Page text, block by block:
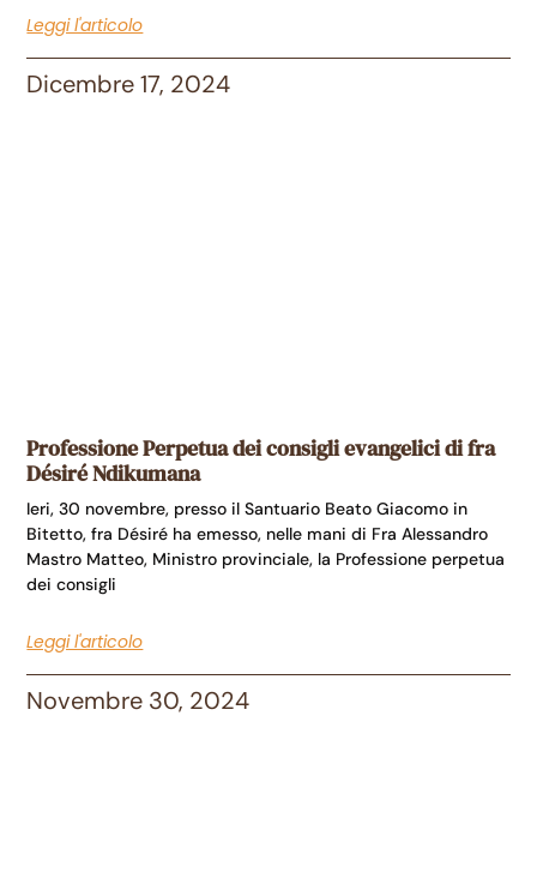
Leggi l'articolo
Dicembre 17, 2024
Professione Perpetua dei consigli evangelici di fra
Désiré Ndikumana
Ieri, 30 novembre, presso il Santuario Beato Giacomo in
Bitetto, fra Désiré ha emesso, nelle mani di Fra Alessandro
Mastro Matteo, Ministro provinciale, la Professione perpetua
dei consigli
Leggi l'articolo
Novembre 30, 2024